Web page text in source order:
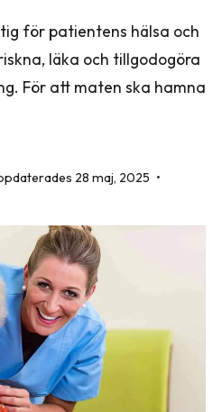
för patientens hälsa och
läka och tillgodogöra
För att maten ska hamna
28 maj, 2025 •